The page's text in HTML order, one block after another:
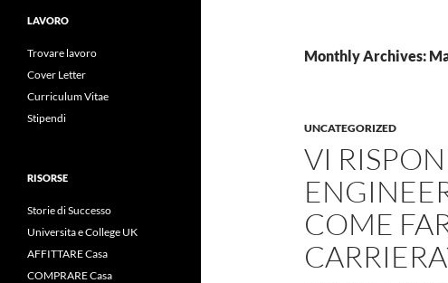
Monthly Archives:
UNCATEGORIZED
VI
COME
LAVORO
Trovare lavoro
Cover Letter
Curriculum Vitae
Stipendi
RISORSE
Storie di Successo
Universita e College UK
AFFITTARE Casa
COMPRARE Casa